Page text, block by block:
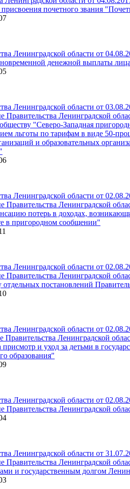
почетного звания
Ленинградской области от
денежной выплаты
Ленинградской области от
Ленинградской
"Северо-Западная
льготы по тарифам в виде 50-
и образовательных
Ленинградской области от
Ленинградской
потерь в доходах,
в пригородном сообщении"
Ленинградской области от
Правительства Ленинградской
постановлений
Ленинградской области от
Ленинградской
присмотр и уход за детьми в
образования"
Ленинградской области от
Ленинградской
Ленинградской области от
Ленинградской
и государственным долгом